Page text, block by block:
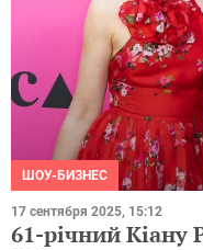
ШОУ-БИЗНЕС
17 сентября 2025, 15:12
61-річний Кіану